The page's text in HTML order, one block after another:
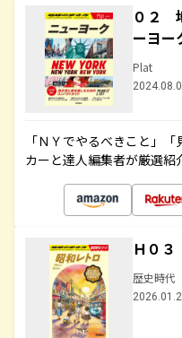
０２
ーヨー
Plat
「ＮＹでやるべきこと」
カーと達人編集者が厳選
Ｈ０
歴史時代